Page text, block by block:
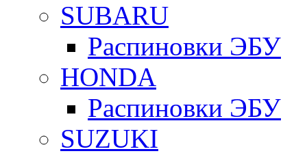
SUBARU
Распиновки ЭБУ
HONDA
Распиновки ЭБУ
SUZUKI